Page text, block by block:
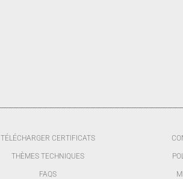
TÉLÉCHARGER CERTIFICATS
THÈMES TECHNIQUES
FAQS